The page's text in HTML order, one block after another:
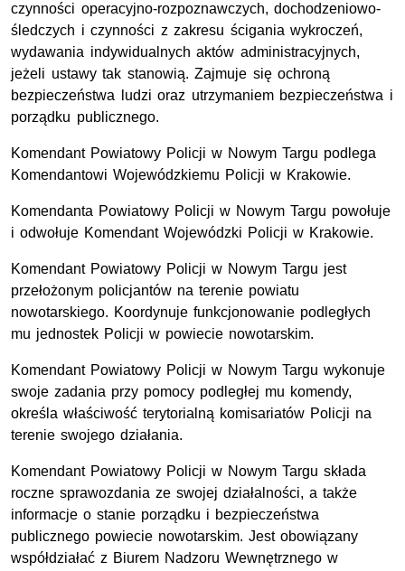
czynności operacyjno-rozpoznawczych, dochodzeniowo-
śledczych i czynności z zakresu ścigania wykroczeń,
wydawania indywidualnych aktów administracyjnych,
jeżeli ustawy tak stanowią. Zajmuje się ochroną
bezpieczeństwa ludzi oraz utrzymaniem bezpieczeństwa i
porządku publicznego.
Komendant Powiatowy Policji w Nowym Targu podlega
Komendantowi Wojewódzkiemu Policji w Krakowie.
Komendanta Powiatowy Policji w Nowym Targu powołuje
i odwołuje Komendant Wojewódzki Policji w Krakowie.
Komendant Powiatowy Policji w Nowym Targu jest
przełożonym policjantów na terenie powiatu
nowotarskiego. Koordynuje funkcjonowanie podległych
mu jednostek Policji w powiecie nowotarskim.
Komendant Powiatowy Policji w Nowym Targu wykonuje
swoje zadania przy pomocy podległej mu komendy,
określa właściwość terytorialną komisariatów Policji na
terenie swojego działania.
Komendant Powiatowy Policji w Nowym Targu składa
roczne sprawozdania ze swojej działalności, a także
informacje o stanie porządku i bezpieczeństwa
publicznego powiecie nowotarskim. Jest obowiązany
współdziałać z Biurem Nadzoru Wewnętrznego w